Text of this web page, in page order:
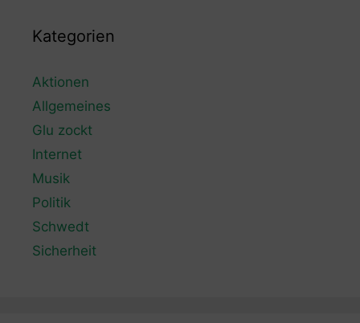
Kategorien
Aktionen
Allgemeines
Glu zockt
Internet
Musik
Politik
Schwedt
Sicherheit